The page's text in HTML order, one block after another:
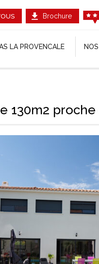
Brochure
LA PROVENCALE
130m2